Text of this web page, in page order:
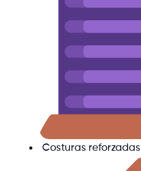
Costuras reforzadas